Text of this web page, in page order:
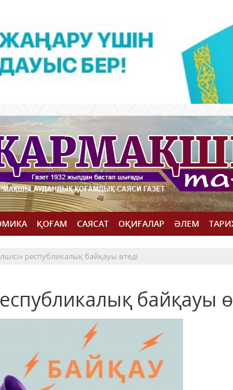
ҚОҒАМ САЯСАТ ОҚИҒАЛАР ӘЛЕМ
республикалық байқауы өтеді
байқауы